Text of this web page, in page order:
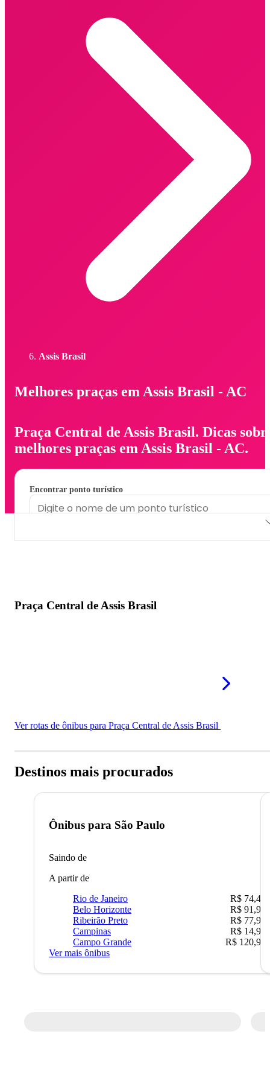
Assis Brasil
Melhores praças em Assis Brasil - AC
Praça Central de Assis Brasil. Dicas
melhores praças em Assis Brasil - AC.
Encontrar ponto turístico
Praça Central de Assis Brasil
Ver rotas de ônibus para Praça Central de Assis Brasil
Destinos mais procurados
Ônibus para São Paulo
Saindo de
A partir de
Rio de Janeiro
R$ 74,48
Belo Horizonte
R$ 91,90
Ribeirão Preto
R$ 77,90
Campinas
R$ 14,90
Campo Grande
R$ 120,90
Ver mais ônibus